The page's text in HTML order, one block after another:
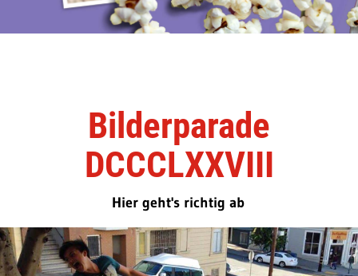
Bilderparade
DCCCLXXVIII
Hier geht's richtig ab